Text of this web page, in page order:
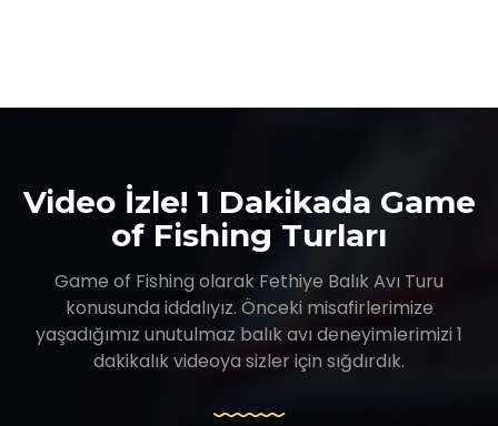
Video İzle! 1 Dakikada Game
of Fishing Turları
Game of Fishing olarak Fethiye Balık Avı Turu
konusunda iddalıyız. Önceki misafirlerimize
yaşadığımız unutulmaz balık avı deneyimlerimizi 1
dakikalık videoya sizler için sığdırdık.